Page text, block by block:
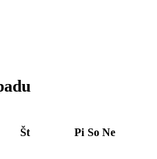
Št Pi So Ne